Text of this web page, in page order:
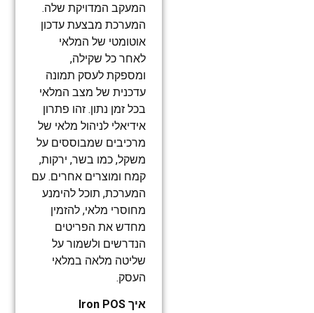
המעקב המדויקת שלה.
המערכת מבצעת עדכון
אוטומטי של המלאי
לאחר כל שקילה,
ומספקת לעסק תמונה
עדכנית של מצב המלאי
בכל זמן נתון. זהו פתרון
אידיאלי לניהול מלאי של
מרכיבים שמבוססים על
משקל, כמו בשר, ירקות,
קמח ומוצרים אחרים. עם
המערכת, תוכל להימנע
מחוסרי מלאי, להזמין
מחדש את הפריטים
הנדרשים ולשמור על
שליטה מלאה במלאי
העסק.
איך Iron POS